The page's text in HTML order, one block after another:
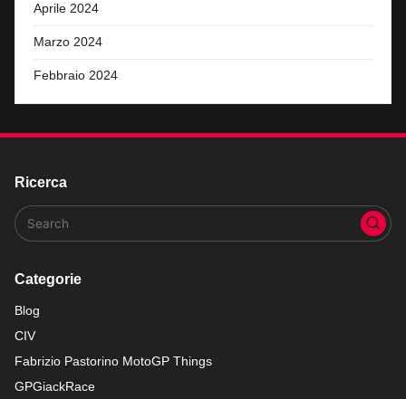
Aprile 2024
Marzo 2024
Febbraio 2024
Ricerca
Categorie
Blog
CIV
Fabrizio Pastorino MotoGP Things
GPGiackRace